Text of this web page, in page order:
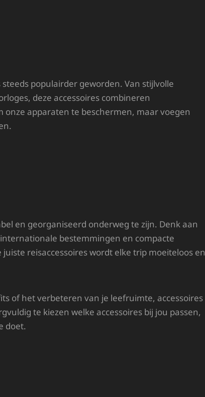
populairder geworden. Van stijlvolle
deze accessoires combineren
apparaten te beschermen, maar voegen
en georganiseerd onderweg te zijn. Denk aan
bestemmingen en compacte
reisaccessoires wordt elke trip moeiteloos en
of het verbeteren van je leefruimte, accessoires
te kiezen welke accessoires bij jou passen,
doet.